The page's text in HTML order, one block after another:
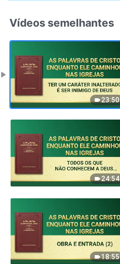
Vídeos semelhantes
23:50
24:54
18:55